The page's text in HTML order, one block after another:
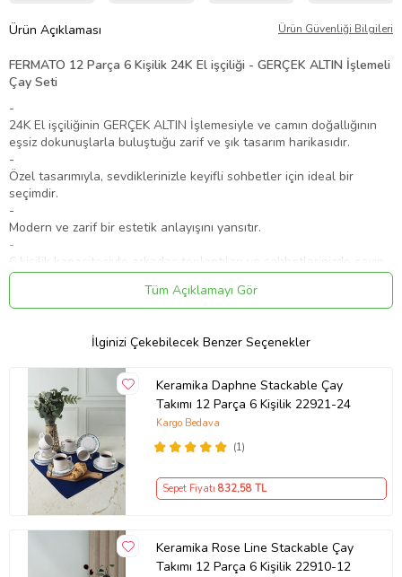
Ürün Açıklaması Ürün Güvenliği Bilgileri
FERMATO 12 Parça 6 Kişilik 24K El işçiliği - GERÇEK ALTIN İşlemeli
Çay Seti
-
24K El işçiliğinin GERÇEK ALTIN İşlemesiyle ve camın doğallığının
eşsiz dokunuşlarla buluştuğu zarif ve şık tasarım harikasıdır.
-
Özel tasarımıyla, sevdiklerinizle keyifli sohbetler için ideal bir
seçimdir.
-
Modern ve zarif bir estetik anlayışını yansıtır.
-
6 kişilik kapasitesiyle arkadaş toplantıları ve sohbetlerinizde çayın
eşsiz lezzetiyle ikram için ideal bir seçim sunar.
FERMATO markamıza özel tasarımları ile hem göze hem de evinize
TÜRKİYE Menşei ile yerel üretime sahiptir.
Tüm kalite standartlarına uygun olarak üretilmiştir.
Yaldız detayları nedeni ile elde yıkanması tavsiye edilir.
Takım içerisinde;
6 Adet FERMATO 24K El İşçiliği GERÇEK ALTIN İşlemeli Çay
Bardağı,
6 Adet FERMATO 24K El İşçiliği GERÇEK ALTIN İşlemeli Çay Tabağı,
bulunmaktadır.
24K El İşçiliği GERÇEK ALTIN İşlemeli Çay Bardağı hacmi 155 cc
Tüm Açıklamayı Gör
İlginizi Çekebilecek Benzer Seçenekler
Keramika Daphne Stackable Çay
Takımı 12 Parça 6 Kişilik 22921-24
(1)
Kargo Bedava
Sepet Fiyatı 832,58 TL
Keramika Rose Line Stackable Çay
Takımı 12 Parça 6 Kişilik 22910-12